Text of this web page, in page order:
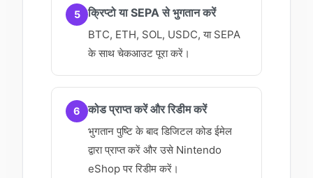
5 क्रिप्टो या SEPA से भुगतान करें
BTC, ETH, SOL, USDC, या SEPA
के साथ चेकआउट पूरा करें।
6 कोड प्राप्त करें और रिडीम करें
भुगतान पुष्टि के बाद डिजिटल कोड ईमेल
द्वारा प्राप्त करें और उसे Nintendo
eShop पर रिडीम करें।